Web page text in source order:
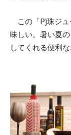
この「Pj珠ジュ
味しい。暑い夏
してくれる便利